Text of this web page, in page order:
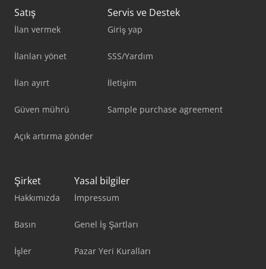
Satış
İlan vermek
İlanları yönet
İlan ayırt
Güven mührü
Açık artırma gönder
Servis ve Destek
Giriş yap
SSS/Yardım
İletişim
Sample purchase agreement
Şirket
Hakkımızda
Basın
İşler
Yasal bilgiler
İmpressum
Genel İş Şartları
Pazar Yeri Kuralları